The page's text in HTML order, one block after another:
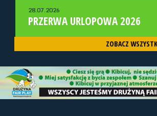
28.07.2026
PRZERWA URLOPOWA 2026
ZOBACZ